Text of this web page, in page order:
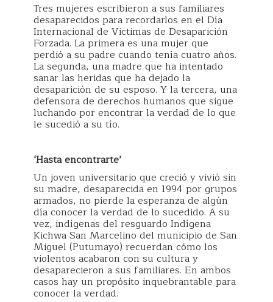
Tres mujeres escribieron a sus familiares
desaparecidos para recordarlos en el Día
Internacional de Victimas de Desaparición
Forzada. La primera es una mujer que
perdió a su padre cuando tenía cuatro años.
La segunda, una madre que ha intentado
sanar las heridas que ha dejado la
desaparición de su esposo. Y la tercera, una
defensora de derechos humanos que sigue
luchando por encontrar la verdad de lo que
le sucedió a su tío.
‘Hasta encontrarte’
Un joven universitario que creció y vivió sin
su madre, desaparecida en 1994 por grupos
armados, no pierde la esperanza de algún
día conocer la verdad de lo sucedido. A su
vez, indígenas del resguardo Indígena
Kichwa San Marcelino del municipio de San
Miguel (Putumayo) recuerdan cómo los
violentos acabaron con su cultura y
desaparecieron a sus familiares. En ambos
casos hay un propósito inquebrantable para
conocer la verdad.